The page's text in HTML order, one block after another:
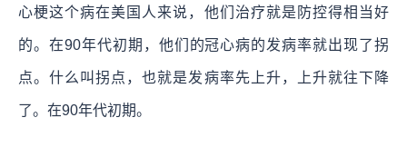
心梗这个病在美国人来说，他们治疗就是防控得相当好
的。在90年代初期，他们的冠心病的发病率就出现了拐
点。什么叫拐点，也就是发病率先上升，上升就往下降
了。在90年代初期。